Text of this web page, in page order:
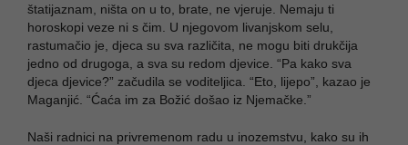
štatijaznam, ništa on u to, brate, ne vjeruje. Nemaju ti
horoskopi veze ni s čim. U njegovom livanjskom selu,
rastumačio je, djeca su sva različita, ne mogu biti drukčija
jedno od drugoga, a sva su redom djevice. “Pa kako sva
djeca djevice?” začudila se voditeljica. “Eto, lijepo”, kazao je
Maganjić. “Ćaća im za Božić došao iz Njemačke.”
Naši radnici na privremenom radu u inozemstvu, kako su ih